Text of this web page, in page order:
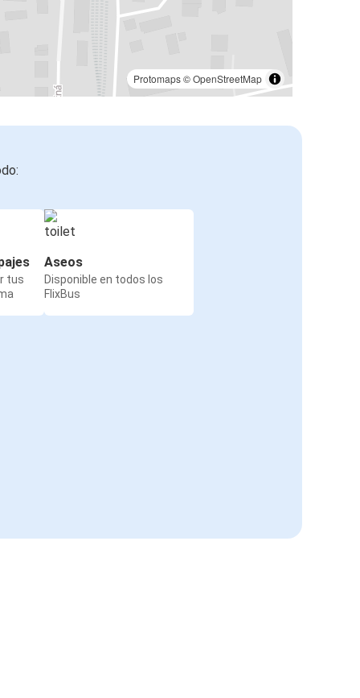
Protomaps©OpenStreetMap
tus
Aseos
Disponible en todos los
FlixBus